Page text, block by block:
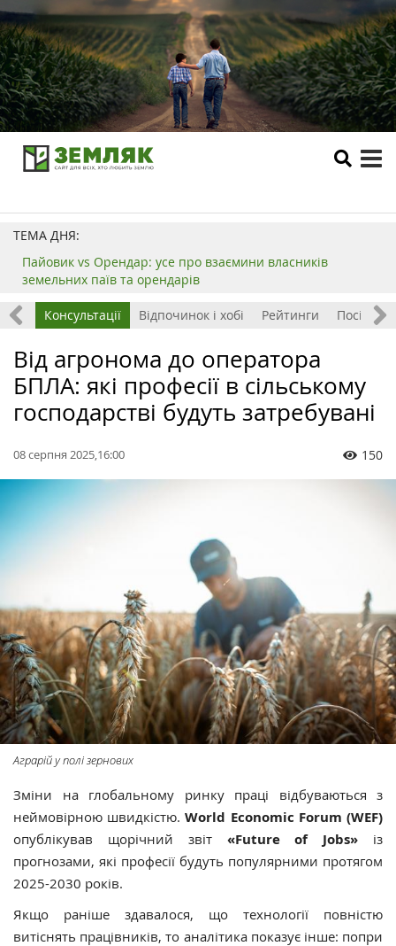
ТЕМА ДНЯ:
Пайовик vs Орендар: усе про взаємини власників
земельних паїв та орендарів
Консультації Відпочинок і хобі Рейтинги
Від агронома до оператора
БПЛА: які професії в сільському
господарстві будуть затребувані
08 серпня 2025,16:00 150
Аграрій у полі зернових
Зміни на глобальному ринку праці відбуваються з
неймовірною швидкістю.World Economic Forum (WEF)
опублікував щорічний звіт «Future of Jobs» із
прогнозами, які професії будуть популярними протягом
2025-2030 років.
Якщо раніше здавалося, що технології повністю
витіснять працівників, то аналітика показує інше: попри